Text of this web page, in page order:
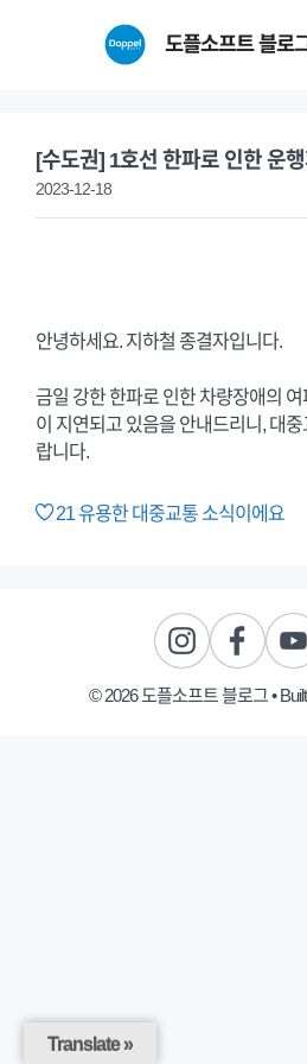
도플소프트 블로
[수도권] 1호선 한파로 인한 운
2023-12-18
안녕하세요. 지하철 종결자입니다.
금일 강한 한파로 인한 차량장애의
이 지연되고 있음을 안내드리니, 대
랍니다.
21유용한 대중교통 소식이에요
© 2026 도플소프트 블로그•
Translate »